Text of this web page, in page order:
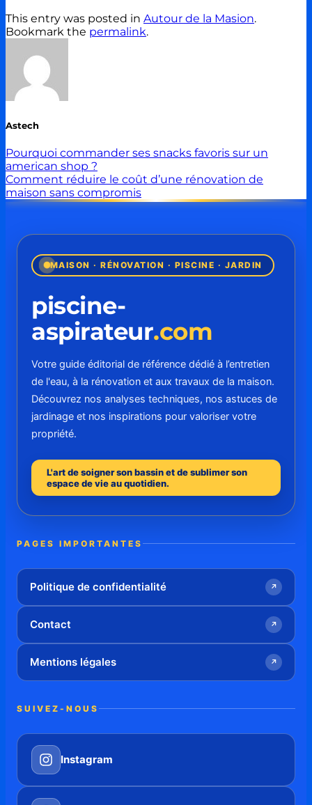
This entry was posted in Autour de la Masion.
Bookmark the permalink.
Astech
Pourquoi commander ses snacks favoris sur un
american shop ?
Comment réduire le coût d’une rénovation de
maison sans compromis
MAISON · RÉNOVATION · PISCINE · JARDIN
piscine-
aspirateur.com
Votre guide éditorial de référence dédié à l’entretien
de l'eau, à la rénovation et aux travaux de la maison.
Découvrez nos analyses techniques, nos astuces de
jardinage et nos inspirations pour valoriser votre
propriété.
L'art de soigner son bassin et de sublimer son
espace de vie au quotidien.
PAGES IMPORTANTES
Politique de confidentialité ↗
Contact ↗
Mentions légales ↗
SUIVEZ-NOUS
Instagram